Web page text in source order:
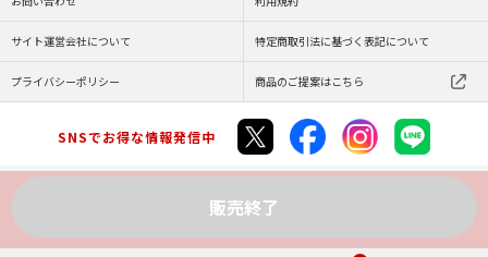
販売終了
サイト運営会社について 特定商取引法に基づく表記について
プライバシーポリシー 商品のご提案はこちら
SNSでお得な情報発信中